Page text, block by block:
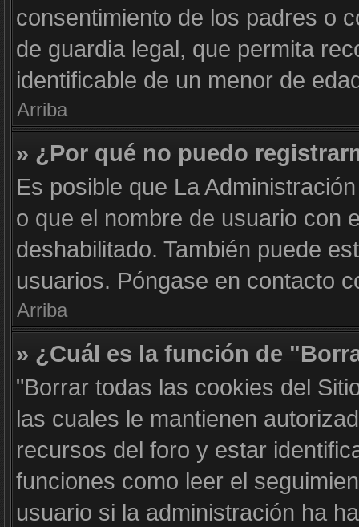
consentimiento de los padres o
de guardia legal, que permita
identificable de un menor de
Arriba
» ¿Por qué no puedo
Es posible que La
o que el nombre de usuario con
deshabilitado. También puede
usuarios. Póngase en contacto
Arriba
» ¿Cuál es la función de
"Borrar todas las cookies del
las cuales le mantienen
recursos del foro y estar
funciones como leer el
usuario si la administración ha